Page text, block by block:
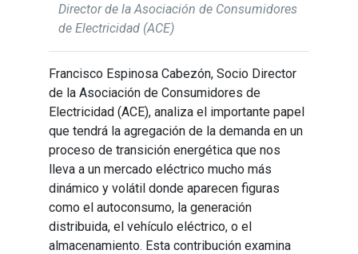
Director de la Asociación de Consumidores
de Electricidad (ACE)
Francisco Espinosa Cabezón, Socio Director
de la Asociación de Consumidores de
Electricidad (ACE), analiza el importante papel
que tendrá la agregación de la demanda en un
proceso de transición energética que nos
lleva a un mercado eléctrico mucho más
dinámico y volátil donde aparecen figuras
como el autoconsumo, la generación
distribuida, el vehículo eléctrico, o el
almacenamiento. Esta contribución examina